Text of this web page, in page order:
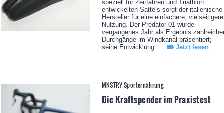
speziell für Zeitfahren und Triathlon
entwickelten Sattels sorgt der italienische
Hersteller für eine einfachere, vielseitigere
Nutzung. Der Predator 01 wurde
vergangenes Jahr als Ergebnis
Durchgänge im Windkanal präsentiert;
seine Entwicklung...
Jetzt lesen
MNSTRY Sporternährung
Die Kraftspender im Praxistest